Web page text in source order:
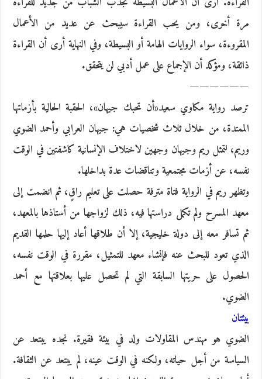
مرة أخرى، ومن يحب القراءة سيبحث عن عديد من الأعمال
المقروءة، سواء الروايات الهامة أو البسيطة، وفي النهاية أرى أن القراءة
ذائقة، ومؤكد أن الإجماع على عمل أدبي لن يتحقق.
——————
ترصد رواية مكاوي سعيد«أن تحبك جيهان»، الحقبة الحالية بأزماتها
الممتدة، من خلال ثلاث شخصيات هي: جيهان العرابي وأحمد الضوي
وريم، لتمثل ريم وجيهان وجهين لاختلاف الإنسانية كاشفتين في الوقت
نفسه، عن أزمات مجتمعية وتناقضات عدة بداخلها.
وتظهر ريم في الرواية فتاة مترفة حصلت على تعليم راقٍ، ثم انضمت إلى
معهد المسرح ولم تكمل دراستها فيه، ذلك لزواجها من أستاذها بالمعهد،
ثم تسافر معه إلى دولة خليجية، إلا أن طلاقها أعاد إليها حلمها القديم
الذي تعود للبحث عنه فإنشاء معهد للتمثيل، مقررة في الوقت نفسه،
الحصول على حريتها السابقة التي لم تحصل عليها بعلاقتها مع أحمد
الضوي.
بيئتان
الضوي هو مهندس المقاولات ولد في بيئة فقيرة. نجده يبتعد عن
السياسة من أجل حياته، ولكنه في الوقت عينه، لم يبتعد عن الثقافة.